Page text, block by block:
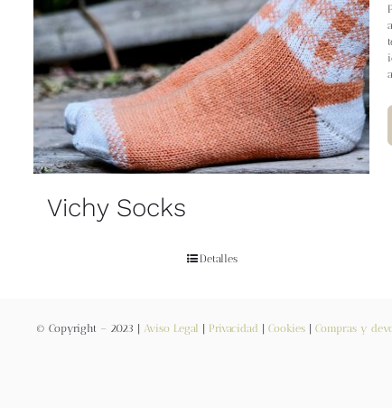
Vichy Socks
Detalles
© Copyright – 2023 | Aviso Legal Privacidad Cookies| Compras y